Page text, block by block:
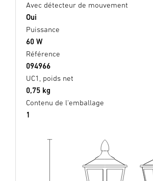
Avec détecteur de mouvement
Oui
Puissance
60 W
Référence
094966
UC1, poids net
0,75 kg
Contenu de l'emballage
1